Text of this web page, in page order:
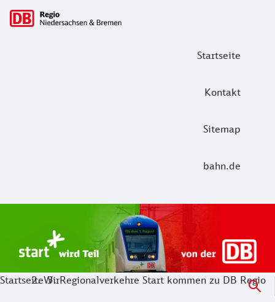
Startseite
Kontakt
Sitemap
bahn.de
Hauptnavigation
Start Unterelbe und Start
Ab August 2026 ist Start Teil der DB Regio. Ziel ist ein
StartseiteWirRegionalverkehre Start kommen zu DB Regio